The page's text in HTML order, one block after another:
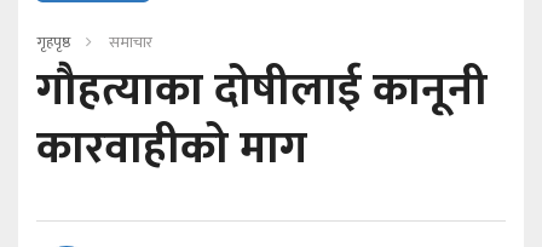
गृहपृष्ठ समाचार
गौहत्याका दोषीलाई कानूनी
कारवाहीको माग